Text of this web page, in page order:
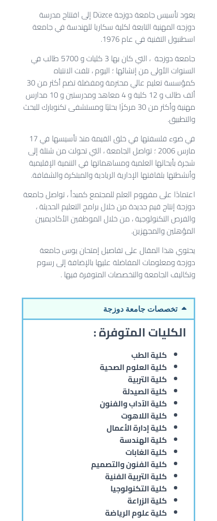
يعود تأسيس جامعة دوزجة Düzce
إلى افتتاح مدرسة
دوزجه المهنية التابعة لكلية سكاريا للهندسة في جامعة
اسطنبول التقنية في عام 1976.
جامعة دوزجة ، التي كان بها 3 كليات و 5700 طالب في
السنوات الأولى من إنشائها ؛ اليوم ، تلفت الانتباه
كمؤسسة تعليم عالي محترمة ومفضلة تضم أكثر من 30
ألف طالب و 12 كلية و 4 معاهد ومدرستين و 10 مدارس
مهنية وأكثر من 30 مركزًا بحثيًا ومستشفى تكنوبارك للبحث
والتطبيق.
في ضوء فلسفتها في خلق القيمة منذ تأسيسها في 17
مارس 2006 ؛ تواصل الجامعة ، التي تحولت من شتلة إلى
شجرة بأبحاثها العلمية ومساهماتها في التنمية الإقليمية
وأنشطتها بثقافتها الإدارية الريادية والمبتكرة والشفافة.
اعتمادًا على مفهوم العلم للمجتمع كمبدأ ، تواصل جامعة
دوزجة إنتاج قيم جديدة من خلال برامج التعليم الحديثة ،
والفرص التكنولوجية ، من خلال الموظفين الأكاديميين
المؤهلين والمجهزين.
يحتوي هذا المقال على تفاصيل إمتحان يوس جامعة
دوزجة ومعلومات المفاضلة عليها بالإضافة إلى رسوم
وتكاليف الجامعة والتخصصات المتوفرة فيها .
تخصصات جامعة دوزجة
الكليات المتوفرة :
كلية الطب
كلية العلوم الصحية
كلية التربية
كلية الصيدلة
كلية الآداب والفنون
كلية اللاهوت
كلية إدارة الأعمال
كلية الهندسة
كلية الغابات
كلية الفنون والتصميم
كلية التربية الفنية
كلية التكنولوجيا
كلية الزراعة
كلية علوم الرياضة